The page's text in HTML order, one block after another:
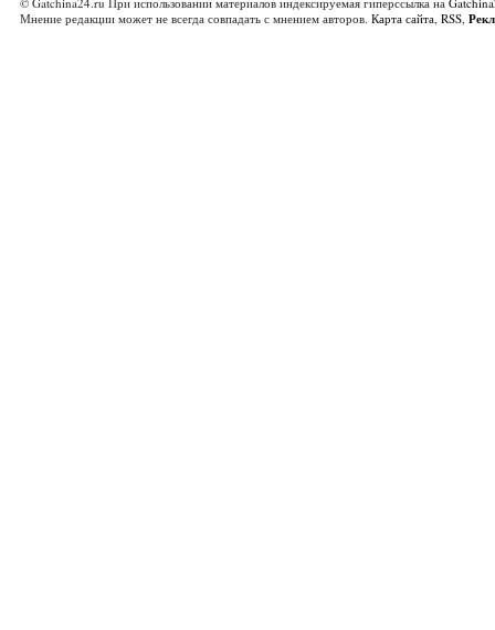
Мнение редакции может не всегда совпадать с мнением авторов. Карта сайта, RSS,